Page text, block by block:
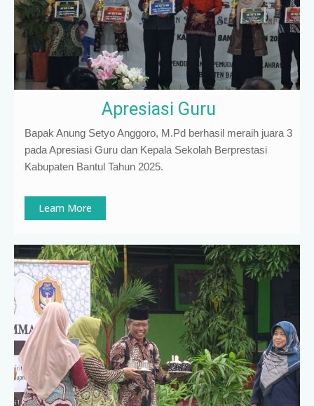
Apresiasi Guru
Bapak Anung Setyo Anggoro, M.Pd berhasil meraih juara 3
pada Apresiasi Guru dan Kepala Sekolah Berprestasi
Kabupaten Bantul Tahun 2025.
Learn More